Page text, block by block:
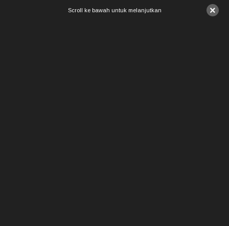
×
Scroll ke bawah untuk melanjutkan